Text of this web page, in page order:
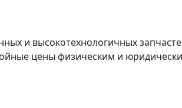
и высокотехнологичных
цены физическим и